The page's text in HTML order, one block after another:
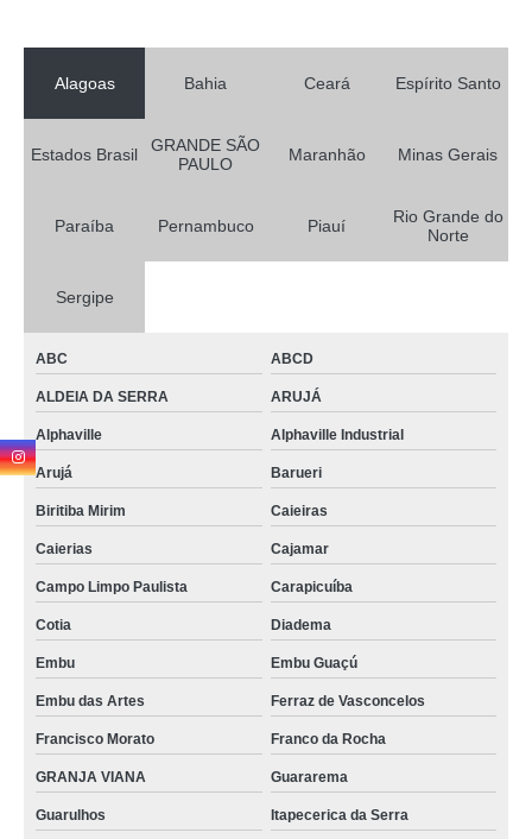
Alagoas Bahia Ceará Espírito Santo
Estados Brasil
GRANDE SÃO
PAULO
Maranhão Minas Gerais
Paraíba Pernambuco Piauí
Rio Grande do
Norte
Sergipe
ABC ABCD
ALDEIA DA SERRA ARUJÁ
Alphaville Alphaville Industrial
Arujá Barueri
Biritiba Mirim Caieiras
Caierias Cajamar
Campo Limpo Paulista Carapicuíba
Cotia Diadema
Embu Embu Guaçú
Embu das Artes Ferraz de Vasconcelos
Francisco Morato Franco da Rocha
GRANJA VIANA Guararema
Guarulhos Itapecerica da Serra